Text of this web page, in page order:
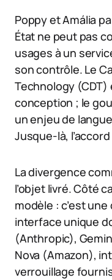
Poppy et Amália
État ne peut pas
usages à un
son contrôle. Le
Technology
conception ; le
un enjeu de
Jusque-là,
La divergence
l’objet livré. Côté
modèle : c’est
interface unique
(Anthropic),
Nova (Amazon),
verrouillage